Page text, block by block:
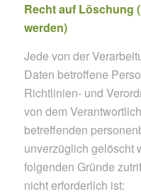
Recht auf Löschung
werden)
Jede von der
Daten betroffene
Richtlinien- und
von dem
betreffenden
unverzüglich gelöscht
folgenden Gründe
nicht erforderlich ist: